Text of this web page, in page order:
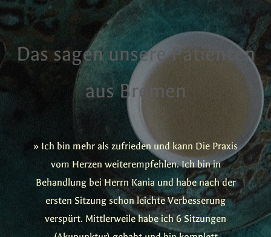
Das sagen unsere Patienten
aus Bremen
» Ich bin mehr als zufrieden und kann Die Praxis
vom Herzen weiterempfehlen. Ich bin in
Behandlung bei Herrn Kania und habe nach der
ersten Sitzung schon leichte Verbesserung
verspürt. Mittlerweile habe ich 6 Sitzungen